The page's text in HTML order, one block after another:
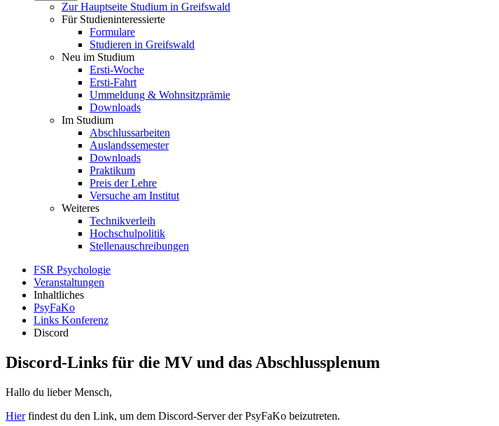
Zur Hauptseite Studium in Greifswald
Für Studieninteressierte
Formulare
Studieren in Greifswald
Neu im Studium
Ersti-Woche
Ersti-Fahrt
Ummeldung & Wohnsitzprämie
Downloads
Im Studium
Abschlussarbeiten
Auslandssemester
Downloads
Praktikum
Preis der Lehre
Versuche am Institut
Weiteres
Technikverleih
Hochschulpolitik
Stellenauschreibungen
FSR Psychologie
Veranstaltungen
Inhaltliches
PsyFaKo
Links Konferenz
Discord
Discord-Links für die MV und das Abschlussplenum
Hallo du lieber Mensch,
Hierfindest du den Link, um dem Discord-Server der PsyFaKo beizutreten.